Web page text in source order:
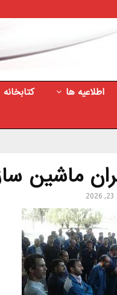
اطلاعیه ها کتابخانه
ماشین